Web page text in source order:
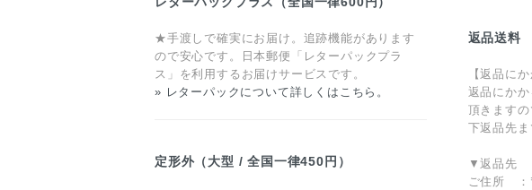
★手渡しで確実にお届け。追跡機能があります
ので安心です。日本郵便「レターパックプラ
ス」を利用するお届けサービスです。
» レターパックについて詳しくはこちら。
定形外（大型 / 全国一律450円）
返品送料
【返品に
返品にか
頂きます
下返品先ま
▼返品先
ご住所 ：